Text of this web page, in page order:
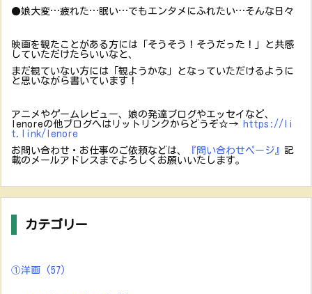
●娘大変…疲れた…眠い…でもエンタメにふれたい…そんな日々
映画を観たことがある方には「そうそう！そうだった！」と共感
していただけたらいいなと、
まだ観ていない方には「観ようかな」となっていただけるように
と思いながら書いています！
アニメやゲームレビュー、娘の発達ブログやエッセイなど、
lenoreの他ブログへはリットリンクからどうぞ☆→
https://li
t.link/lenore
お問い合わせ・お仕事のご依頼などは、
『問い合わせページ』 記
載のメールアドレスまでよろしくお願いいたします。
カテゴリー
①洋画 (57)